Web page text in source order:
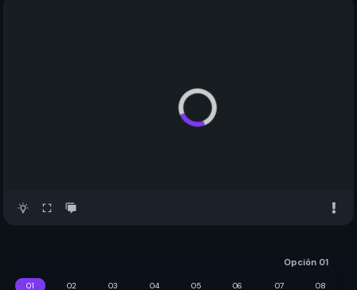
Opción 01
01 02 03 04 05 06 07 08